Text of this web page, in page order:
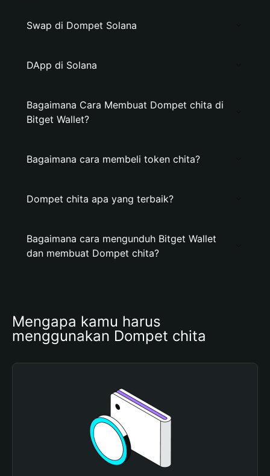
Swap di Dompet Solana
DApp di Solana
Bagaimana Cara Membuat Dompet chita di
Bitget Wallet?
Bagaimana cara membeli token chita?
Dompet chita apa yang terbaik?
Bagaimana cara mengunduh Bitget Wallet
dan membuat Dompet chita?
Mengapa kamu harus
menggunakan Dompet chita